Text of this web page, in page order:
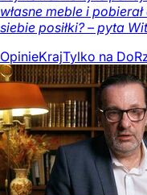
własne meble i
siebie posiłki? – pyta
OpinieKrajTylko na